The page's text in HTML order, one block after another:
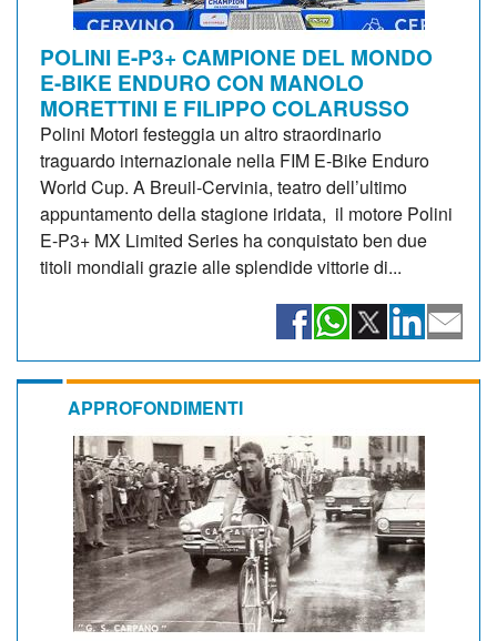
POLINI E-P3+ CAMPIONE DEL MONDO
E-BIKE ENDURO CON MANOLO
MORETTINI E FILIPPO COLARUSSO
Polini Motori festeggia un altro straordinario
traguardo internazionale nella FIM E-Bike Enduro
World Cup. A Breuil-Cervinia, teatro dell’ultimo
appuntamento della stagione iridata, il motore Polini
E-P3+ MX Limited Series ha conquistato ben due
titoli mondiali grazie alle splendide vittorie di...
APPROFONDIMENTI